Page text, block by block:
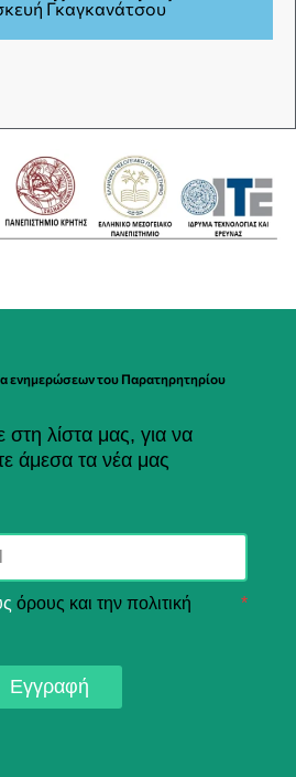
Γκαγκανάτσου
ενημερώσεων του Παρατηρητηρίου
στη λίστα μας, για να
άμεσα τα νέα μας
όρους και την πολιτική
*
Εγγραφή